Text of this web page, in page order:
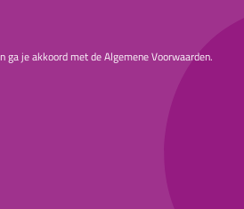
je akkoord met de Algemene Voorwaarden.